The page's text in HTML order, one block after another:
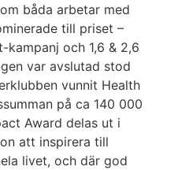
båda arbetar med
till priset –
kampanj och 1,6 & 2,6
var avslutad stod
vunnit Health
på ca 140 000
Award delas ut i
att inspirera till
livet, och där god